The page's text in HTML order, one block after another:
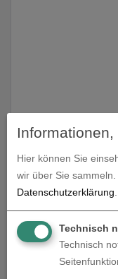
Hier können Sie
wir über Sie sammeln.
Datenschutzerklärung
Technisch
Technisch